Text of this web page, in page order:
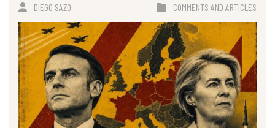
DIEGO SAZO COMMENTS AND ARTICLES